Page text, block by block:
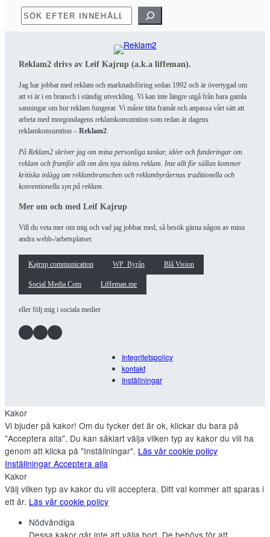
SÖK
Reklam2 drivs av Leif Kajrup (a.k.a liffeman).
Jag har jobbat med reklam och marknadsföring sedan 1992 och är övertygad om
att vi är i en bransch i ständig utveckling. Vi kan inte längre utgå från bara gamla
sanningar om hur reklam fungerar. Vi måste titta framåt och anpassa vårt sätt att
arbeta med morgondagens reklamkonsumtion som redan är dagens
reklamkonsumtion –Reklam2.
På Reklam2 skriver jag om mina personliga tankar, idéer och funderingar om
reklam och framför allt om den nya tidens reklam. Inte allt för sällan kommer
kritiska inlägg om reklambranschen och reklambyråernas traditionella och
konventionella syn på reklam.
Mer om och med Leif Kajrup
Vill du veta mer om mig och vad jag jobbar med, så besök gärna någon av mina
andra webb-/arbetsplatser.
Kajrup communication WP_Byrån Blå Vision
Social Media Com Liffeman.me
eller följ mig i sociala medier
Facebook InstagramLinkedIn
Integritetspolicy
kontakt
Inställningar
Kakor
Vi bjuder på kakor! Om du tycker det är ok, klickar du bara på
"Acceptera alla". Du kan såklart välja vilken typ av kakor du vill ha
genom att klicka på "Inställningar". Läs vår cookie policy
Inställningar Acceptera alla
Kakor
Välj vilken typ av kakor du vill acceptera. Ditt val kommer att sparas i
ett år. Läs vår cookie policy
Nödvändiga